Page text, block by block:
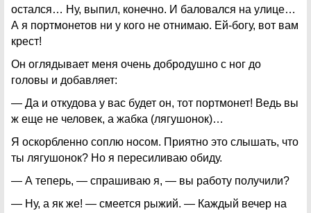
остался… Ну, выпил, конечно. И баловался на улице…
А я портмонетов ни у кого не отнимаю. Ей-богу, вот вам
крест!
Он оглядывает меня очень добродушно с ног до
головы и добавляет:
— Да и откудова у вас будет он, тот портмонет! Ведь вы
ж еще не человек, а жабка (лягушонок)…
Я оскорбленно соплю носом. Приятно это слышать, что
ты лягушонок? Но я пересиливаю обиду.
— А теперь, — спрашиваю я, — вы работу получили?
— Ну, а як же! — смеется рыжий. — Каждый вечер на